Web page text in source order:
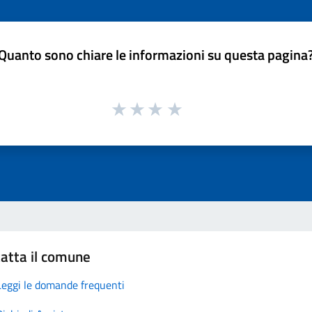
sono chiare le informazioni su questa
il comune
le domande frequenti